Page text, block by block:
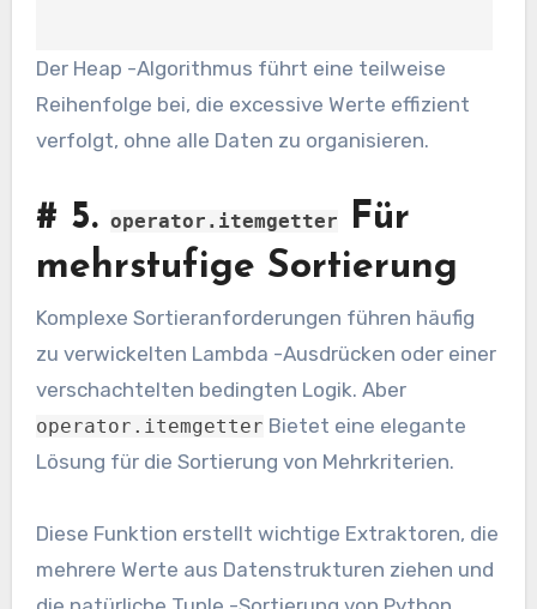
Der Heap -Algorithmus führt eine teilweise
Reihenfolge bei, die excessive Werte effizient
verfolgt, ohne alle Daten zu organisieren.
# 5. operator.itemgetter
Für
mehrstufige Sortierung
Komplexe Sortieranforderungen führen häufig
zu verwickelten Lambda -Ausdrücken oder einer
verschachtelten bedingten Logik. Aber
operator.itemgetter Bietet eine elegante
Lösung für die Sortierung von Mehrkriterien.
Diese Funktion erstellt wichtige Extraktoren, die
mehrere Werte aus Datenstrukturen ziehen und